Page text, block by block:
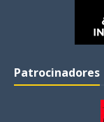
Patrocinadores